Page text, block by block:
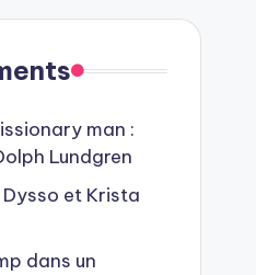
man :
Lundgren
Dysso et Krista
dans un